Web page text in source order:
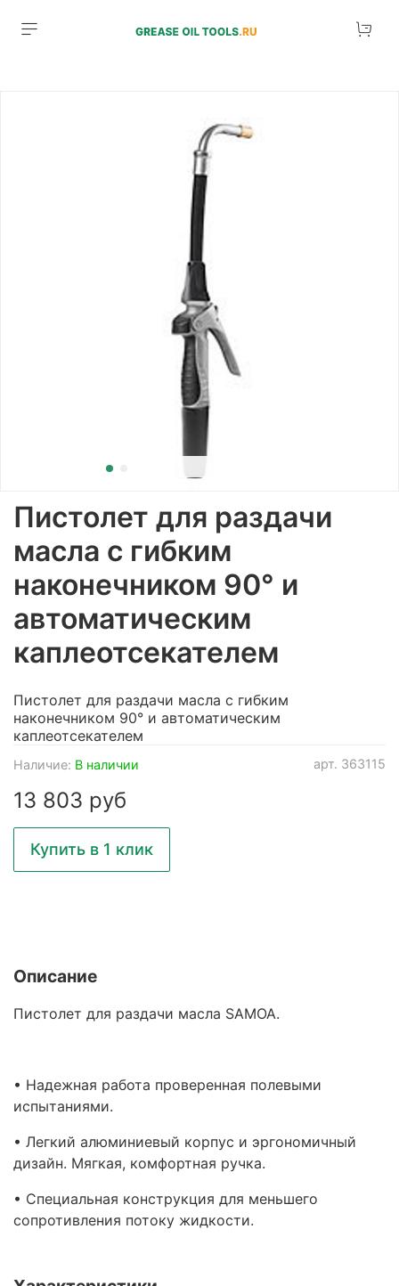
арт. 363115
Наличие: В наличии
Пистолет для раздачи
масла с гибким
наконечником 90° и
автоматическим
каплеотсекателем
13 803 руб
Купить в 1 клик
Пистолет для раздачи масла с гибким
наконечником 90° и автоматическим
каплеотсекателем
Описание
Пистолет для раздачи масла SAMOA.
• Надежная работа проверенная полевыми
испытаниями.
• Легкий алюминиевый корпус и эргономичный
дизайн. Мягкая, комфортная ручка.
• Специальная конструкция для меньшего
сопротивления потоку жидкости.